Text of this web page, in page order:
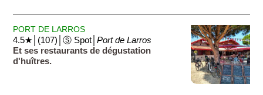
PORT DE LARROS
4.5★│(107)│Ⓢ Spot│Port de Larros
Et ses restaurants de dégustation
d'huîtres.